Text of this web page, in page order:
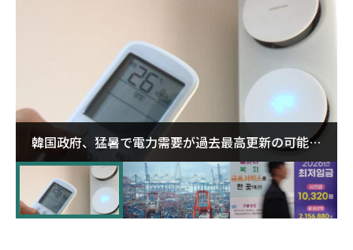
韓国政府、猛暑で電力需要が過去最高更新の可能性
に需給対応体制を点検